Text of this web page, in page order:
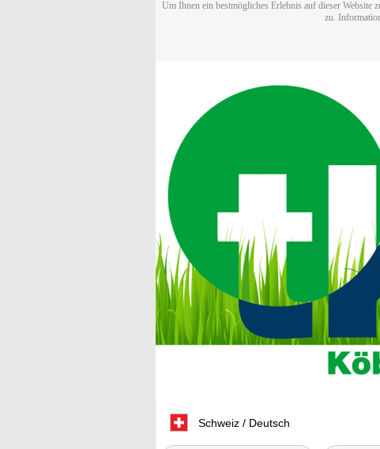
Um Ihnen ein bestmögliches Erlebnis auf dieser
zu.
Schweiz / Deutsch